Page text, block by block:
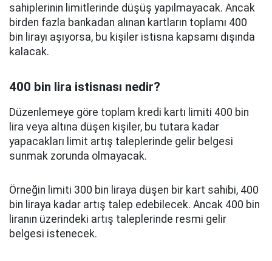
sahiplerinin limitlerinde düşüş yapılmayacak. Ancak
birden fazla bankadan alınan kartların toplamı 400
bin lirayı aşıyorsa, bu kişiler istisna kapsamı dışında
kalacak.
400 bin lira istisnası nedir?
Düzenlemeye göre toplam kredi kartı limiti 400 bin
lira veya altına düşen kişiler, bu tutara kadar
yapacakları limit artış taleplerinde gelir belgesi
sunmak zorunda olmayacak.
Örneğin limiti 300 bin liraya düşen bir kart sahibi, 400
bin liraya kadar artış talep edebilecek. Ancak 400 bin
liranın üzerindeki artış taleplerinde resmi gelir
belgesi istenecek.